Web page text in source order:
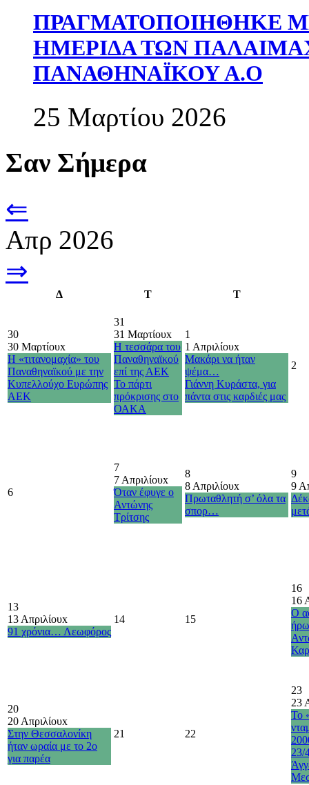
ΠΡΑΓΜΑΤΟΠΟΙΗΘΗΚΕ
ΗΜΕΡΙΔΑ ΤΩΝ
ΠΑΝΑΘΗΝΑΪΚΟΥ Α.Ο
25 Μαρτίου 2026
Σαν Σήμερα
⇐
Απρ 2026
⇒
Δ Τ Τ
30
30 Μαρτίουx
Η «τιτανομαχία» του
Παναθηναϊκού με την
Κυπελλούχο Ευρώπης
ΑΕΚ
31
31 Μαρτίουx
Η τεσσάρα του
Παναθηναϊκού
επί της ΑΕΚ
Το πάρτι
πρόκρισης στο
ΟΑΚΑ
1
1 Απριλίουx
Μακάρι να ήταν
ψέμα…
Γιάννη Κυράστα, για
πάντα στις καρδιές μας
2
6
7
7 Απριλίουx
Όταν έφυγε ο
Αντώνης
Τρίτσης
8
8 Απριλίουx
Πρωταθλητή σ’ όλα τα
σπορ…
9
9
13
13 Απριλίουx
91 χρόνια… Λεωφόρος
14 15
16
16
Ο
20
20 Απριλίουx
Στην Θεσσαλονίκη
ήταν ωραία με το 2ο
για παρέα
21 22
23
23
Το
23/